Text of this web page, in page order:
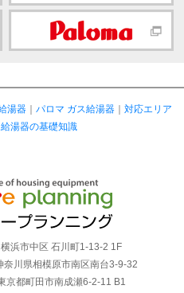
湯器｜ パロマ ガス給湯器｜ 対応エリア
給湯器の基礎知識
浜市中区 石川町1-13-2 1F
川県相模原市南区南台3-9-32
京都町田市南成瀬6-2-11 B1